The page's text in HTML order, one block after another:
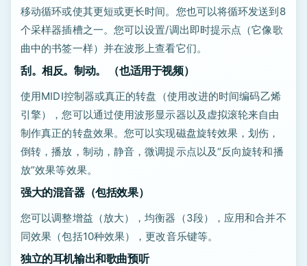
移动循环或使其更短或更长时间。您也可以将循环发送到8
个采样器插槽之一。您可以设置/调出即时提示点（它像歌
曲中的书签一样）并在波形上查看它们。
刮。相反。制动。 （也适用于视频）
使用MIDI控制器或真正的转盘（使用改进的时间编码乙烯
引擎），您可以通过使用波形显示器以及虚拟滚轮来自由
制作真正的转盘效果。您可以实现磁盘旋转效果，划伤，
倒转，播放，制动，静音，微调提示点以及“反向旋转和播
放”效果等效果。
强大的混音器（包括效果）
您可以调整增益（放大），均衡器（3段），应用和合并不
同效果（包括10种效果），更改音乐键等。
独立的耳机输出和歌曲预听